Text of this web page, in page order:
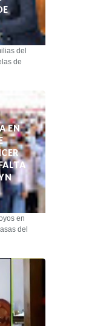
del
de
EN
en
del